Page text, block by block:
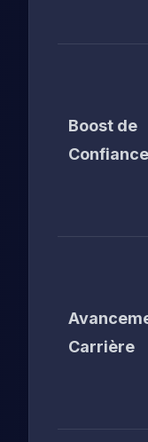
Boost de
Confiance
Carrière